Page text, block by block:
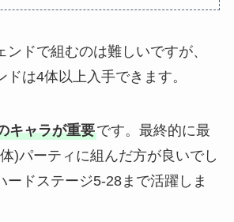
ドで組むのは難しいですが、
ドは4体以上入手できます。
キャラが重要です。最終的に最
)パーティに組んだ方が良いでし
ードステージ5-28まで活躍しま